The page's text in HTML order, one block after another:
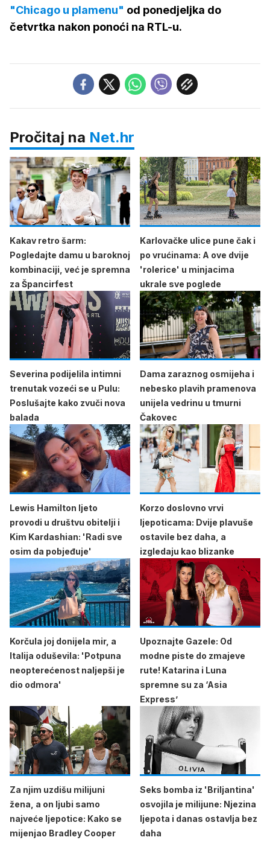
"Chicago u plamenu" od ponedjeljka do
četvrtka nakon ponoći na RTL-u.
Pročitaj na Net.hr
Kakav retro šarm:
Pogledajte damu u baroknoj
kombinaciji, već je spremna
za Špancirfest
Karlovačke ulice pune čak i
po vrućinama: A ove dvije
'rolerice' u minjacima
ukrale sve poglede
Severina podijelila intimni
trenutak vozeći se u Pulu:
Poslušajte kako zvuči nova
balada
Dama zaraznog osmijeha i
nebesko plavih pramenova
unijela vedrinu u tmurni
Čakovec
Lewis Hamilton ljeto
provodi u društvu obitelji i
Kim Kardashian: 'Radi sve
osim da pobjeđuje'
Korzo doslovno vrvi
ljepoticama: Dvije plavuše
ostavile bez daha, a
izgledaju kao blizanke
Korčula joj donijela mir, a
Italija oduševila: 'Potpuna
neopterećenost naljepši je
dio odmora'
Upoznajte Gazele: Od
modne piste do zmajeve
rute! Katarina i Luna
spremne su za ‘Asia
Express’
Za njim uzdišu milijuni
žena, a on ljubi samo
najveće ljepotice: Kako se
mijenjao Bradley Cooper
Seks bomba iz 'Briljantina'
osvojila je milijune: Njezina
ljepota i danas ostavlja bez
daha